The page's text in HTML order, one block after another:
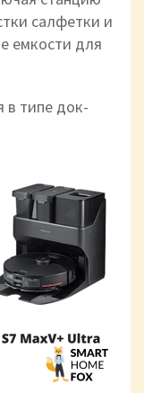
салфетки и
емкости для
в типе док-